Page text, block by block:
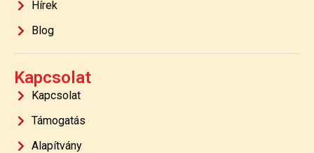
Hírek
Blog
Kapcsolat
Kapcsolat
Támogatás
Alapítvány